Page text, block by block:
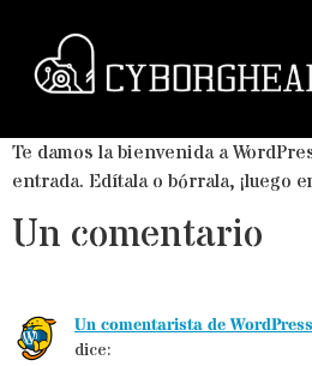
Te damos la bienvenida a
entrada. Edítala o bórrala, ¡luego
Un comentario
Un comentarista de WordPress
dice: